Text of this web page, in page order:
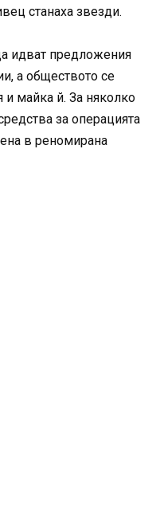
станаха звезди.
идват предложения
а обществото се
майка й. За няколко
за операцията
в реномирана